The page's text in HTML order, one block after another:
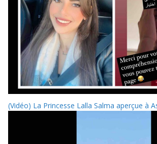
(Vidéo) La Princesse Lalla Salma aperçue à